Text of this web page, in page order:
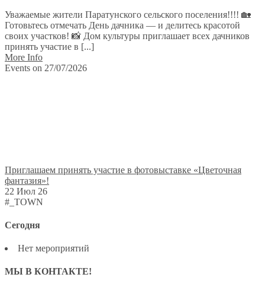
Уважаемые жители Паратунского сельского поселения!!!! 🏡
Готовьтесь отмечать День дачника — и делитесь красотой
своих участков! 📸 Дом культуры приглашает всех дачников
принять участие в [...]
More Info
Events on 27/07/2026
Приглашаем принять участие в фотовыставке «Цветочная
фантазия»!
22 Июл 26
#_TOWN
Сегодня
Нет мероприятий
МЫ В КОНТАКТЕ!